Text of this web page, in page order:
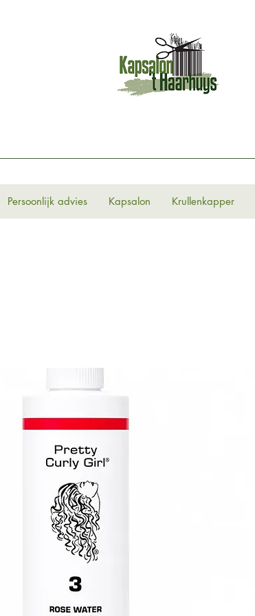
Persoonlijk advies Kapsalon Krullenkapper